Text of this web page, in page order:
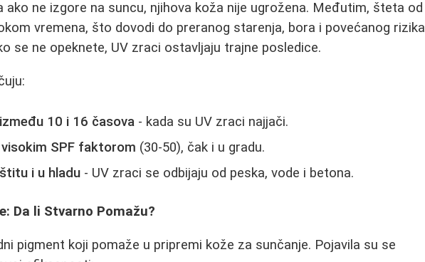
ako ne izgore na suncu, njihova koža nije ugrožena. Međutim, šteta od
vremena, što dovodi do preranog starenja, bora i povećanog rizika
se ne opeknete, UV zraci ostavljaju trajne posledice.
10 i 16 časova - kada su UV zraci najjači.
SPF faktorom (30-50), čak i u gradu.
i u hladu - UV zraci se odbijaju od peska, vode i betona.
Da li Stvarno Pomažu?
pigment koji pomaže u pripremi kože za sunčanje. Pojavila su se